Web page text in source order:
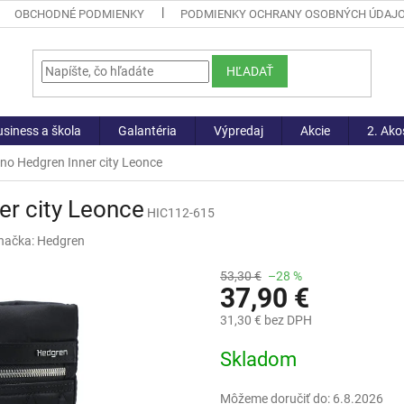
OBCHODNÉ PODMIENKY PODMIENKY OCHRANY OSOBNÝCH
HĽADAŤ
a škola Galantéria Výpredaj Akcie 2.
Hedgren Inner city Leonce
city Leonce HIC112-615
Hedgren
53,30 € –28 %
37,90 €
31,30 € bez DPH
cena:
Skladom
Môžeme doručiť do: 6.8.2026